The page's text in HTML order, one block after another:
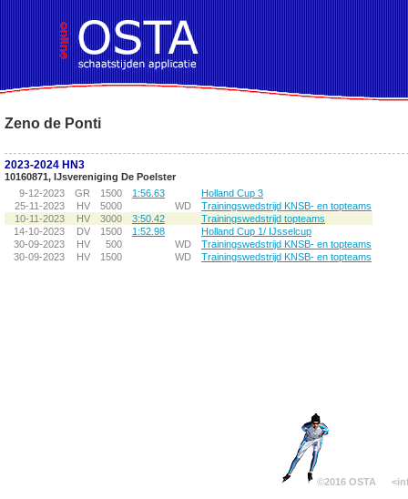
Zeno de Ponti
2023-2024 HN3
10160871, IJsvereniging De Poelster
9-12-2023
GR 1500 1:56.63
Holland Cup 3
25-11-2023
HV 5000 WD
Trainingswedstrijd KNSB- en topteams
10-11-2023
HV 3000 3:50.42
Trainingswedstrijd topteams
14-10-2023
DV 1500 1:52.98
Holland Cup 1/ IJsselcup
30-09-2023
HV 500 WD
Trainingswedstrijd KNSB- en topteams
30-09-2023
HV 1500 WD Trainingswedstrijd KNSB- en topteams
©2016 OSTA